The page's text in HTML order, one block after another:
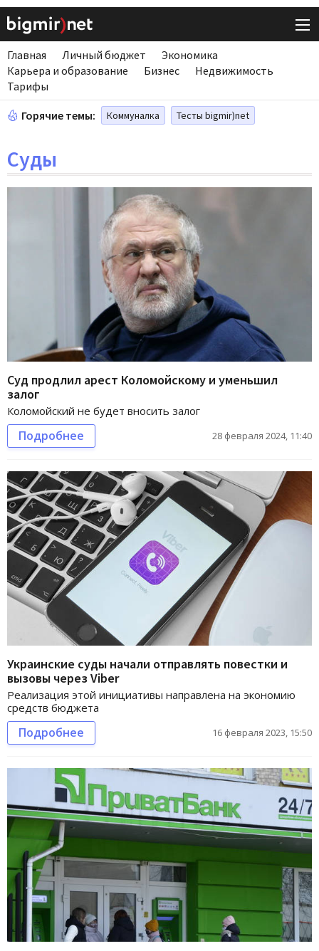
Главная Личный бюджет
Экономика
Карьера и образование
Бизнес
Недвижимость
Тарифы
Горячие темы: Коммуналка Тесты bigmir)net
Суды
Суд продлил арест Коломойскому и уменьшил
залог
Коломойский не будет вносить залог
Подробнее 28 февраля 2024, 11:40
Украинские суды начали отправлять повестки и
вызовы через Viber
Реализация этой инициативы направлена на экономию
средств бюджета
Подробнее 16 февраля 2023, 15:50